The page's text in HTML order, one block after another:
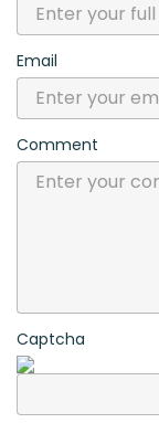
Email
Comment
Captcha